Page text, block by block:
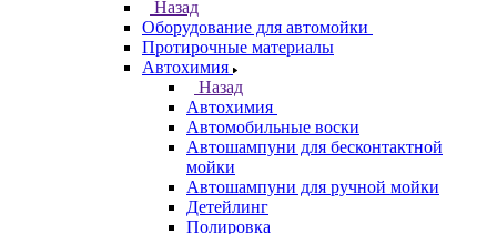
Назад
Оборудование для автомойки
Протирочные материалы
Автохимия
Назад
Автохимия
Автомобильные воски
Автошампуни для бесконтактной
мойки
Автошампуни для ручной мойки
Детейлинг
Полировка